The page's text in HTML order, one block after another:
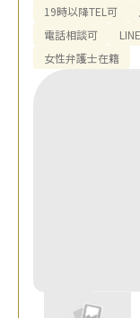
19時以降TEL可
電話相談可
女性弁護士在籍